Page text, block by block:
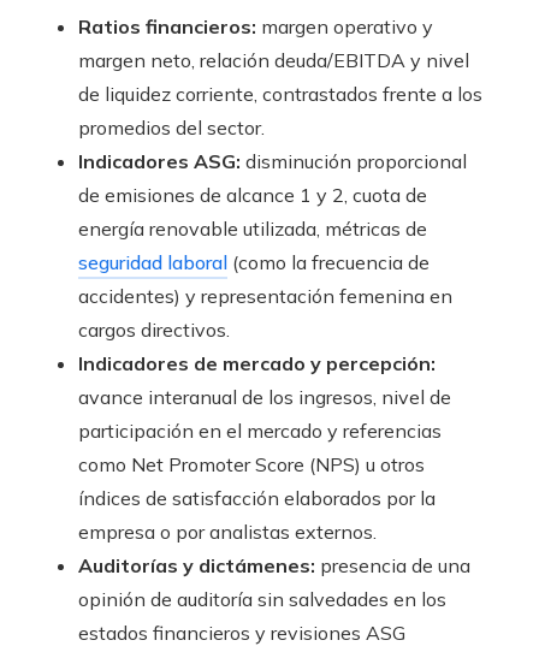
Ratios financieros: margen operativo y
margen neto, relación deuda/EBITDA y nivel
de liquidez corriente, contrastados frente a los
promedios del sector.
Indicadores ASG: disminución proporcional
de emisiones de alcance 1 y 2, cuota de
energía renovable utilizada, métricas de
seguridad laboral (como la frecuencia de
accidentes) y representación femenina en
cargos directivos.
Indicadores de mercado y percepción:
avance interanual de los ingresos, nivel de
participación en el mercado y referencias
como Net Promoter Score (NPS) u otros
índices de satisfacción elaborados por la
empresa o por analistas externos.
Auditorías y dictámenes: presencia de una
opinión de auditoría sin salvedades en los
estados financieros y revisiones ASG